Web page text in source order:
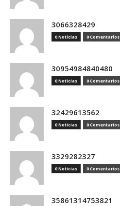
3066328429
0 Noticias 0 Comentarios
30954984840480
0 Noticias 0 Comentarios
32429613562
0 Noticias 0 Comentarios
3329282327
0 Noticias 0 Comentarios
35861314753821